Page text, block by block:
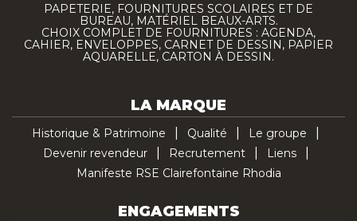
PAPETERIE, FOURNITURES SCOLAIRES ET DE
BUREAU, MATÉRIEL BEAUX-ARTS.
CHOIX COMPLET DE FOURNITURES : AGENDA,
CAHIER, ENVELOPPES, CARNET DE DESSIN, PAPIER
AQUARELLE, CARTON À DESSIN.
LA MARQUE
Historique & Patrimoine Qualité
Le groupe
Devenir revendeur
Recrutement
Liens
Manifeste RSE Clairefontaine Rhodia
ENGAGEMENTS